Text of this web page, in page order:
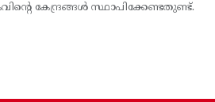
കേന്ദ്രങ്ങള്‍ സ്ഥാപിക്കേണ്ടതുണ്ട്.